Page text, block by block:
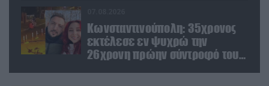
Κωνσταντινούπολη: 35χρονος
εκτέλεσε εν ψυχρώ την
26χρονη πρώην σύντροφό του